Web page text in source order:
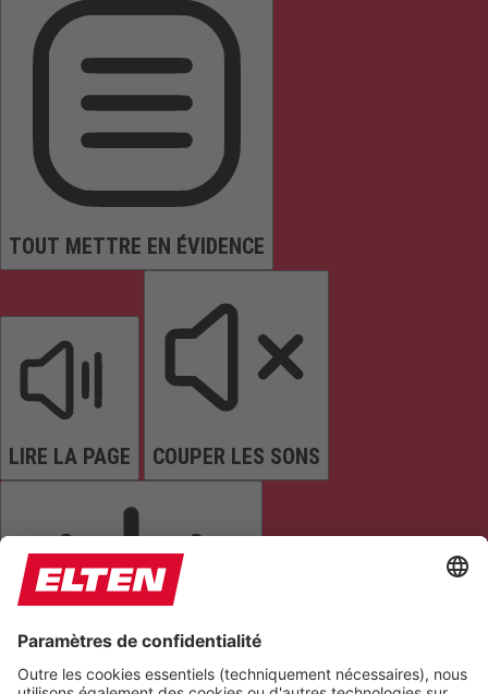
TOUT METTRE EN ÉVIDENCE
LIRE LA PAGE COUPER LES SONS